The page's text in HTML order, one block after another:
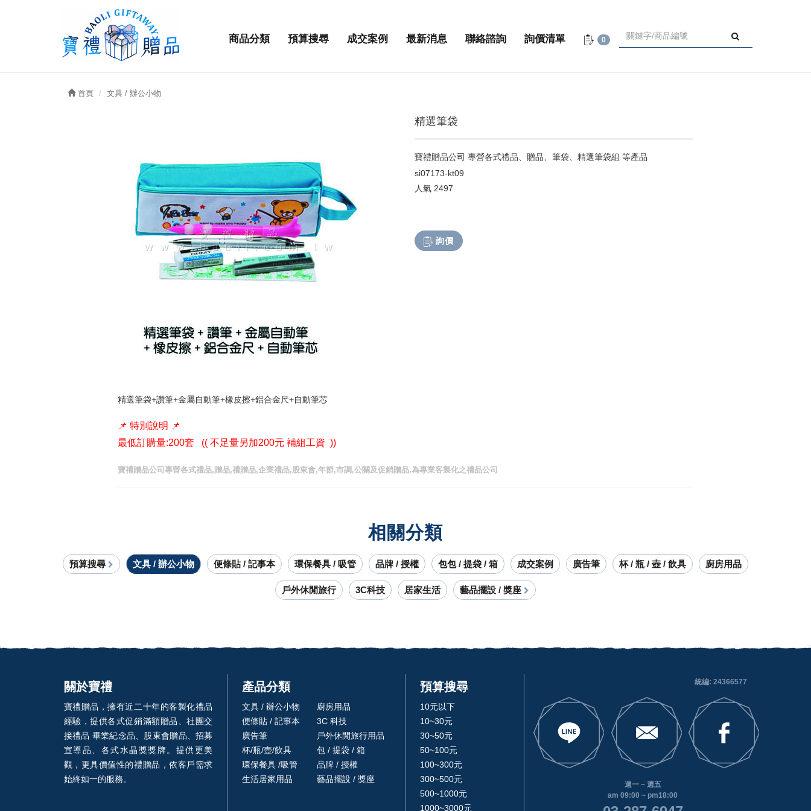
商品分類 預算搜尋 成交案例 最新消息 聯絡諮詢 詢價清單 0
首頁 文具 / 辦公小物
精選筆袋
寶禮贈品公司 專營各式禮品、贈品、筆袋、精選筆袋組 等產品
si07173-kt09
人氣 2497
詢價
精選筆袋+讚筆+金屬自動筆+橡皮擦+鋁合金尺+自動筆芯
📌 特別說明 📌
最低訂購量:200套 (( 不足量另加200元 補組工資 ))
寶禮贈品公司專營各式禮品,贈品,禮贈品,企業禮品,股東會,年節,市調,公關及促銷贈品,為專業客製化之禮品公司
相關分類
預算搜尋 文具 / 辦公小物 便條貼 / 記事本 環保餐具 / 吸管 品牌 / 授權 包包 / 提袋 / 箱 成交案例 廣告筆 杯 / 瓶 / 壺 / 飲具 廚房用品
戶外休閒旅行 3C科技 居家生活 藝品擺設 / 獎座
關於寶禮
寶禮贈品，擁有近二十年的客製化禮品
經驗，提供各式促銷滿額贈品、社團交
接禮品 畢業紀念品、股東會贈品、招募
宣導品、各式水晶獎獎牌。提供更美
觀，更具價值性的禮贈品，依客戶需求
始終如一的服務。
產品分類
文具 / 辦公小物
便條貼 / 記事本
廣告筆
杯/瓶/壺/飲具
環保餐具 /吸管
生活居家用品
廚房用品
3C 科技
戶外休閒旅行用品
包 / 提袋 / 箱
品牌 / 授權
藝品擺設 / 獎座
預算搜尋
10元以下
10~30元
30~50元
50~100元
100~300元
300~500元
500~1000元
1000~3000元
統編: 24366577
週一 ~ 週五
am 09:00 ~ pm18:00